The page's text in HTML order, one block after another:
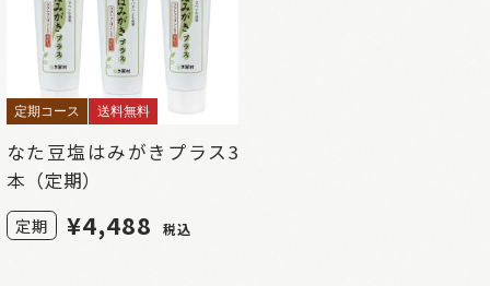
定期コース 送料無料
なた豆塩はみがきプラス3
本（定期）
定期 ¥4,488 税込